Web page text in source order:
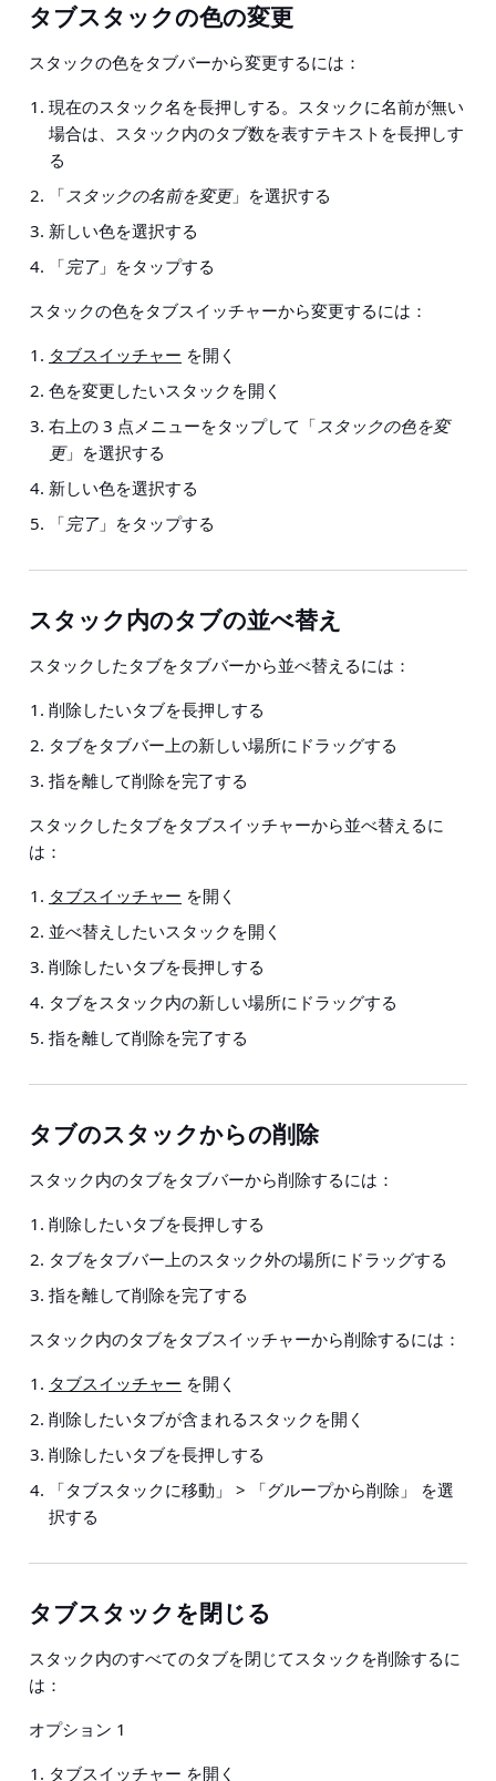
タブスタックの色の変更
スタックの色をタブバーから変更するには：
現在のスタック名を長押しする。スタックに名前が無い
場合は、スタック内のタブ数を表すテキストを長押しす
る
「スタックの名前を変更」を選択する
新しい色を選択する
「完了」をタップする
スタックの色をタブスイッチャーから変更するには：
タブスイッチャー を開く
色を変更したいスタックを開く
右上の 3 点メニューをタップして「スタックの色を変
更」を選択する
新しい色を選択する
「完了」をタップする
スタック内のタブの並べ替え
スタックしたタブをタブバーから並べ替えるには：
削除したいタブを長押しする
タブをタブバー上の新しい場所にドラッグする
指を離して削除を完了する
スタックしたタブをタブスイッチャーから並べ替えるに
は：
タブスイッチャー を開く
並べ替えしたいスタックを開く
削除したいタブを長押しする
タブをスタック内の新しい場所にドラッグする
指を離して削除を完了する
タブのスタックからの削除
スタック内のタブをタブバーから削除するには：
削除したいタブを長押しする
タブをタブバー上のスタック外の場所にドラッグする
指を離して削除を完了する
スタック内のタブをタブスイッチャーから削除するには：
タブスイッチャー を開く
削除したいタブが含まれるスタックを開く
削除したいタブを長押しする
「タブスタックに移動」 > 「グループから削除」
を選
択する
タブスタックを閉じる
スタック内のすべてのタブを閉じてスタックを削除するに
は：
オプション 1
タブスイッチャー を開く